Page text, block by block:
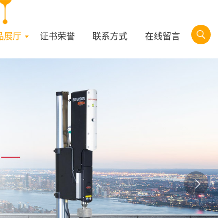
展厅 证书荣誉 联系方式 在线留言